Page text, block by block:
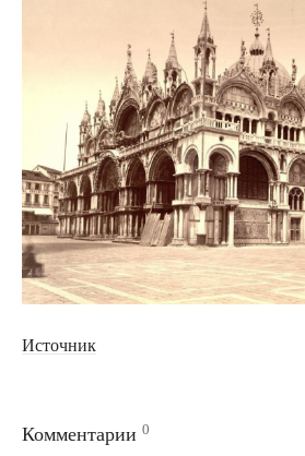
Источник
Комментарии 0